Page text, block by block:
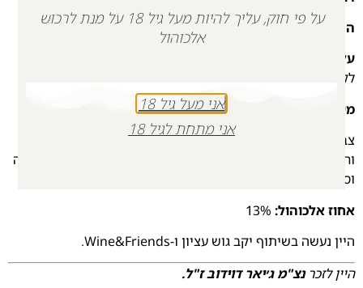
הרכב זני:100% ענבי גוורצטרמינר. שנת בציר:
על הייצור:
לקראת סיומה והשארת 15 גרם סוכר לליטר.
מיקום הכרם:
כרם יחיד באזור אבו נופל.
צבע קש ירקרק, עוצמת הריח גבוהה, בעיקר בולטים ריחות של
ורדים ופירות טרופיים כליצ'י. ליין מתיקות עדינה, חמיצות נעימה
וסיומת מבושמת וארוכה.
אחוז אלכוהול:
היין נעשה בשיתוף יקב גוש עציון ו-Wine&Friends.
היין לזכרנצ"מ ג׳יאר דוידוב ז"ל.
על פי חוק, עליך להיות מעל גיל 18 על מנת לרכוש
אלכוהול
אני מעל גיל 18
אני מתחת לגיל 18